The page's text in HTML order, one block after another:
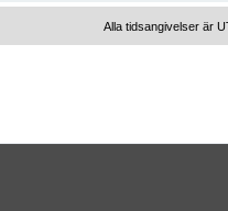
Alla tidsangivelser är